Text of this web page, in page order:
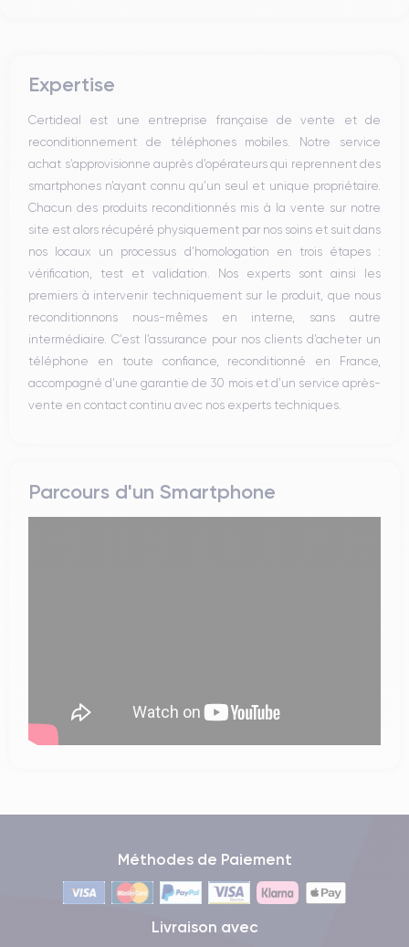
Expertise
Certideal est une entreprise française de vente et de
reconditionnement de téléphones mobiles. Notre service
achat s’approvisionne auprès d’opérateurs qui reprennent des
smartphones n’ayant connu qu’un seul et unique propriétaire.
Chacun des produits reconditionnés mis à la vente sur notre
site est alors récupéré physiquement par nos soins et suit dans
nos locaux un processus d’homologation en trois étapes :
vérification, test et validation. Nos experts sont ainsi les
premiers à intervenir techniquement sur le produit, que nous
reconditionnons nous-mêmes en interne, sans autre
intermédiaire. C’est l’assurance pour nos clients d’acheter un
téléphone en toute confiance, reconditionné en France,
accompagné d’une garantie de 30 mois et d’un service après-
vente en contact continu avec nos experts techniques.
Parcours d'un Smartphone
Méthodes de Paiement
Livraison avec